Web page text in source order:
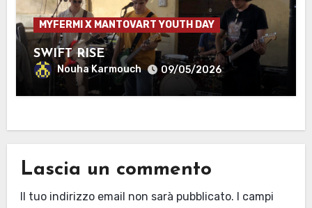
MYFERMI X MANTOVART YOUTH DAY
SWIFT RISE
Nouha Karmouch 09/05/2026
Lascia un commento
Il tuo indirizzo email non sarà pubblicato. I campi